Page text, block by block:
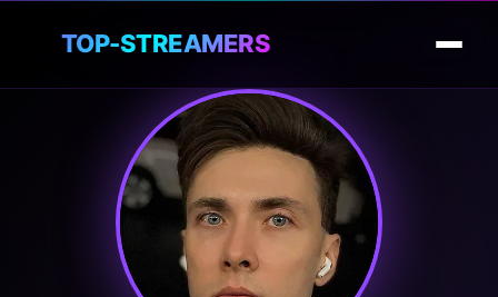
TOP-STREAMERS